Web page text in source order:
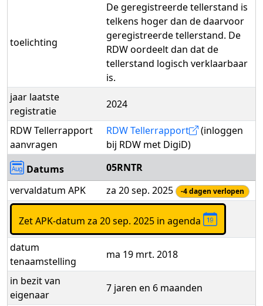
toelichting
De geregistreerde tellerstand is
telkens hoger dan de daarvoor
geregistreerde tellerstand. De
RDW oordeelt dan dat de
tellerstand logisch verklaarbaar
is.
jaar laatste
registratie
2024
RDW Tellerrapport
aanvragen
RDW Tellerrapport
(inloggen
bij RDW met DigiD)
Datums
05RNTR
vervaldatum APK
za 20 sep. 2025 -4 dagen verlopen
Zet APK-datum za 20 sep. 2025 in agenda
datum
tenaamstelling
ma 19 mrt. 2018
in bezit van
eigenaar
7 jaren en 6 maanden